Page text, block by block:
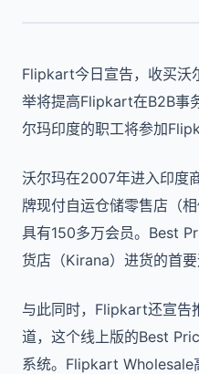
Flipkart今日宣告，收买沃
举将提高Flipkart在B2B事
尔玛印度的职工将参加
沃尔玛在2007年进入印度
牌现付自运仓储零售店（
具有150多万会员。Best
货店（Kirana）进货的首要
与此同时，Flipkart还宣
道，这个线上版的Best
系统。Flipkart Wholesale